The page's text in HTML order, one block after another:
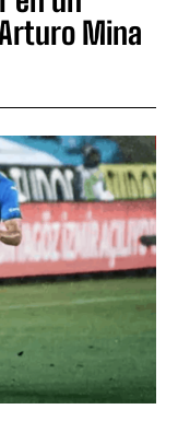
Mina